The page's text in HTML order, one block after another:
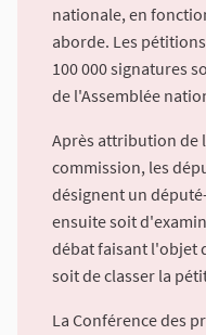
nationale, en
aborde. Les
100 000 signatures
de l'Assemblée
Après attribution de
commission, les
désignent un
ensuite soit
débat faisant l'objet
soit de classer la
La Conférence des